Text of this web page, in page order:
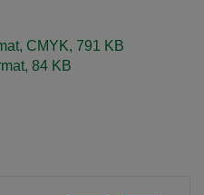
CMYK, 791 KB
84 KB